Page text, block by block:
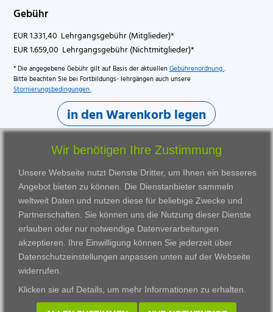
Gebühr
EUR 1.331,40 Lehrgangsgebühr (Mitglieder)*
EUR 1.659,00 Lehrgangsgebühr (Nichtmitglieder)*
* Die angegebene Gebühr gilt auf Basis der aktuellenGebührenordnung.
Bitte beachten Sie bei Fortbildungs- lehrgängen auch unsere
Stornierungsbedingungen.
in den Warenkorb legen
VWAK
Karriere
Links
Kontakt
Standorte
Darmstadt
Gießen
Bildungsangebot
Ausbildung
Fortbildung
Wir benötigen Ihre Zustimmung
Unsere Webseite nutzt Dienste Dritter, um Ihnen ein besseres
Angebot bieten zu können. Die Dienstanbieter sammeln
weltweit Daten und nutzen diese für beliebige Zwecke und
Partnerschaften. Sie können uns die Nutzung dieser Dienste
erlauben oder nur notwendige Datenverarbeitungen
akzeptieren. Ihre Einwilligung können Sie jederzeit über
Datenschutzeinstellungen anpassen unten auf der Webseite
widerrufen.
Klicken sie auf Details, um mehr Informationen zu erhalten.